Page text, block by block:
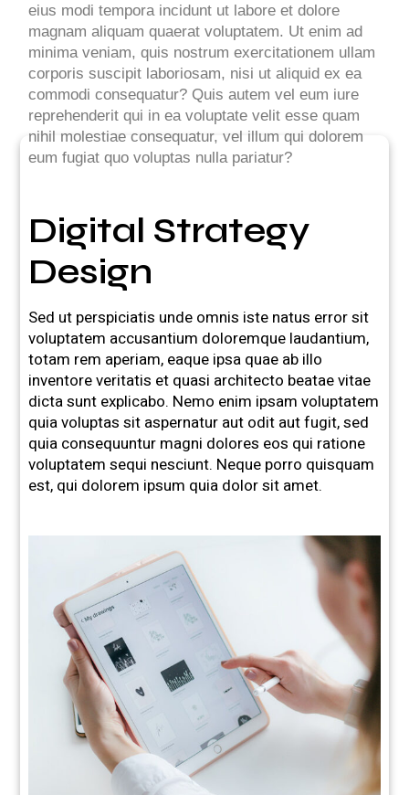
eius modi tempora incidunt ut labore et dolore
magnam aliquam quaerat voluptatem. Ut enim ad
minima veniam, quis nostrum exercitationem ullam
corporis suscipit laboriosam, nisi ut aliquid ex ea
commodi consequatur? Quis autem vel eum iure
reprehenderit qui in ea voluptate velit esse quam
nihil molestiae consequatur, vel illum qui dolorem
eum fugiat quo voluptas nulla pariatur?
Digital Strategy
Design
Sed ut perspiciatis unde omnis iste natus error sit
voluptatem accusantium doloremque laudantium,
totam rem aperiam, eaque ipsa quae ab illo
inventore veritatis et quasi architecto beatae vitae
dicta sunt explicabo. Nemo enim ipsam voluptatem
quia voluptas sit aspernatur aut odit aut fugit, sed
quia consequuntur magni dolores eos qui ratione
voluptatem sequi nesciunt. Neque porro quisquam
est, qui dolorem ipsum quia dolor sit amet.